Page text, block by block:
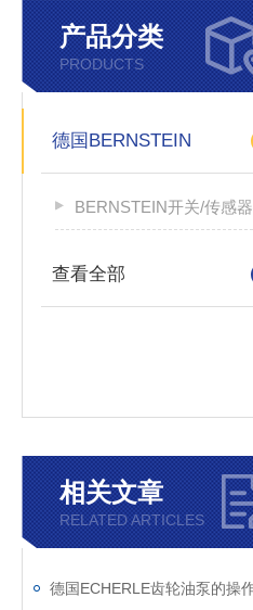
产品分类
PRODUCTS
德国BERNSTEIN
BERNSTEIN开关/传感器
查看全部
相关文章
RELATED ARTICLES